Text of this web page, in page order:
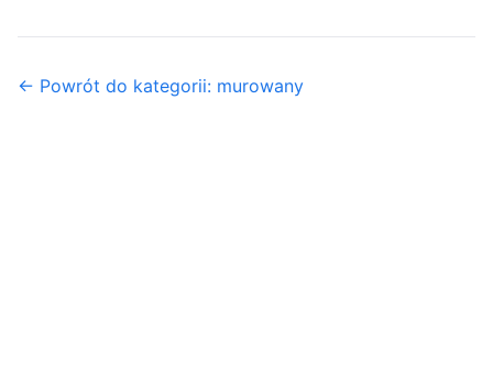
← Powrót do kategorii: murowany